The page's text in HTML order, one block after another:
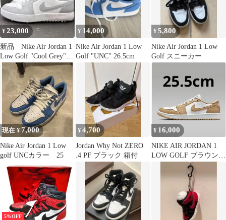
¥23,000
新品 Nike Air Jordan 1
Low Golf "Cool Grey"
ナイキ エアジョーダン
1 ロー ゴルフ "クール
グレー" IQ3417-001
¥ 14,000
Nike Air Jordan 1 Low
Golf "UNC" 26.5cm
¥5,800
Nike Air Jordan 1 Low
Golf スニーカー
現在 ¥7,000
Nike Air Jordan 1 Low
golf UNCカラー 25
¥4,700
Jordan Why Not ZERO
.4 PF ブラック 箱付
¥ 16,000
NIKE AIR JORDAN 1
LOW GOLF ブラウン
5%OFF